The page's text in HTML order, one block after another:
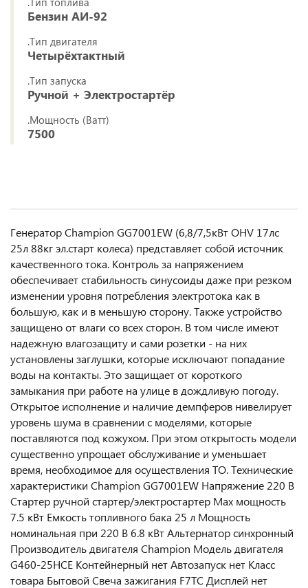
Бензин АИ-92
.Тип двигателя
Четырёхтактный
.Тип запуска
Ручной + Электростартёр
.Мощность (Ватт)
7500
Генератор Champion GG7001EW (6,8/7,5кВт OHV 17лс
25л 88кг эл.старт колеса) представляет собой источник
качественного тока. Контроль за напряжением
обеспечивает стабильность синусоиды даже при резком
изменении уровня потребления электротока как в
большую, как и в меньшую сторону. Также устройство
защищено от влаги со всех сторон. В том числе имеют
надежную влагозащиту и сами розетки - на них
установлены заглушки, которые исключают попадание
воды на контакты. Это защищает от короткого
замыкания при работе на улице в дождливую погоду.
Открытое исполнение и наличие демпферов нивелирует
уровень шума в сравнении с моделями, которые
поставляются под кожухом. При этом открытость модели
существенно упрощает обслуживание и уменьшает
время, необходимое для осуществления ТО. Технические
характеристики Champion GG7001EW Напряжение 220 В
Стартер ручной стартер/электростартер Max мощность
7.5 кВт Емкость топливного бака 25 л Мощность
номинальная при 220 В 6.8 кВт Альтернатор синхронный
Производитель двигателя Champion Модель двигателя
G460-25HCE Контейнерный нет Автозапуск нет Класс
товара Бытовой Свеча зажигания F7TC Дисплей нет